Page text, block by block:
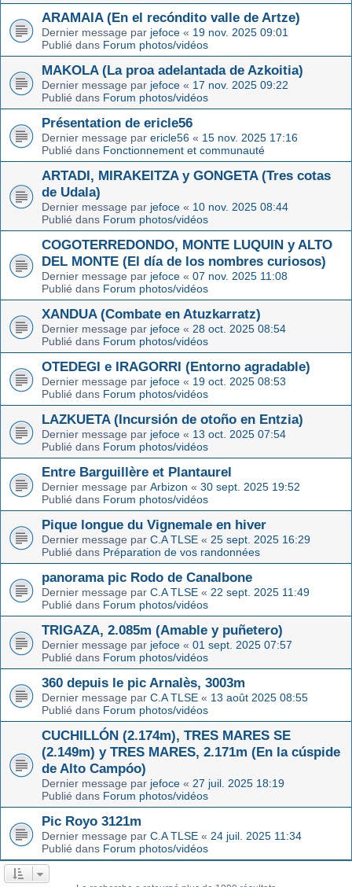
ARAMAIA (En el recóndito valle de Artze)
Dernier message par jefoce « 19 nov. 2025 09:01
Publié dans Forum photos/vidéos
MAKOLA (La proa adelantada de Azkoitia)
Dernier message par jefoce « 17 nov. 2025 09:22
Publié dans Forum photos/vidéos
Présentation de ericle56
Dernier message par ericle56 « 15 nov. 2025 17:16
Publié dans Fonctionnement et communauté
ARTADI, MIRAKEITZA y GONGETA (Tres cotas
de Udala)
Dernier message par jefoce « 10 nov. 2025 08:44
Publié dans Forum photos/vidéos
COGOTERREDONDO, MONTE LUQUIN y ALTO
DEL MONTE (El día de los nombres curiosos)
Dernier message par jefoce « 07 nov. 2025 11:08
Publié dans Forum photos/vidéos
XANDUA (Combate en Atuzkarratz)
Dernier message par jefoce « 28 oct. 2025 08:54
Publié dans Forum photos/vidéos
OTEDEGI e IRAGORRI (Entorno agradable)
Dernier message par jefoce « 19 oct. 2025 08:53
Publié dans Forum photos/vidéos
LAZKUETA (Incursión de otoño en Entzia)
Dernier message par jefoce « 13 oct. 2025 07:54
Publié dans Forum photos/vidéos
Entre Barguillère et Plantaurel
Dernier message par Arbizon « 30 sept. 2025 19:52
Publié dans Forum photos/vidéos
Pique longue du Vignemale en hiver
Dernier message par C.A TLSE « 25 sept. 2025 16:29
Publié dans Préparation de vos randonnées
panorama pic Rodo de Canalbone
Dernier message par C.A TLSE « 22 sept. 2025 11:49
Publié dans Forum photos/vidéos
TRIGAZA, 2.085m (Amable y puñetero)
Dernier message par jefoce « 01 sept. 2025 07:57
Publié dans Forum photos/vidéos
360 depuis le pic Arnalès, 3003m
Dernier message par C.A TLSE « 13 août 2025 08:55
Publié dans Forum photos/vidéos
CUCHILLÓN (2.174m), TRES MARES SE
(2.149m) y TRES MARES, 2.171m (En la cúspide
de Alto Campóo)
Dernier message par jefoce « 27 juil. 2025 18:19
Publié dans Forum photos/vidéos
Pic Royo 3121m
Dernier message par C.A TLSE « 24 juil. 2025 11:34
Publié dans Forum photos/vidéos